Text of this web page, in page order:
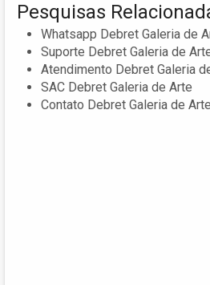
Pesquisas
Whatsapp Debret Galeria de
Suporte Debret Galeria de
Atendimento Debret Galeria
SAC Debret Galeria de Arte
Contato Debret Galeria de Arte